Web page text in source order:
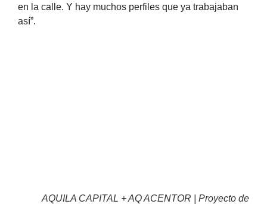
en la calle. Y hay muchos perfiles que ya trabajaban
así”.
AQUILA CAPITAL + AQ ACENTOR | Proyecto de